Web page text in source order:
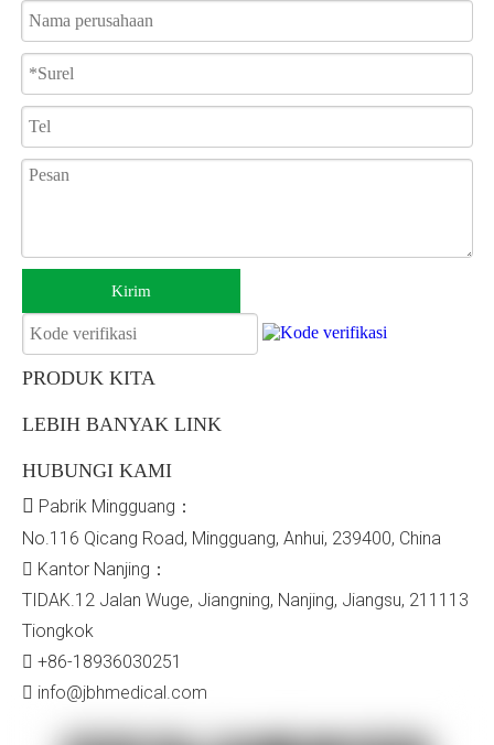
Kirim
PRODUK KITA
LEBIH BANYAK LINK
HUBUNGI KAMI
 Pabrik Mingguang：
No.116 Qicang Road, Mingguang, Anhui, 239400, China
 Kantor Nanjing：
TIDAK.12 Jalan Wuge, Jiangning, Nanjing, Jiangsu, 211113
Tiongkok
 +86-18936030251
 info@jbhmedical.com